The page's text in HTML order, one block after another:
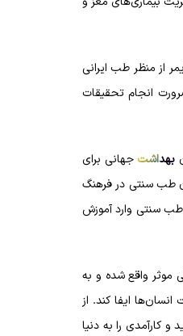
از منظر طب ایرانی
انجام تحقیقات
بهداشتجهانی برای
طب سنتی در فرهنگ
ضریب نفوذ و قابلیت پذیرش بالایی دارد. در ایران در سال ۲۰۰۷ رشته طب سنتی وارد آموزش
موثر واقع شده و به
ایفا کند. از
کارآمدی را به دنیا